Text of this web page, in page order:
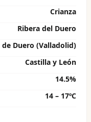
Crianza
Ribera del Duero
de Duero (Valladolid)
Castilla y León
14.5%
14 – 17ºC